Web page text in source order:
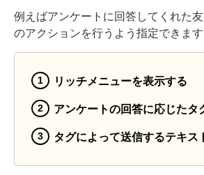
例えばアンケートに回答してくれた
のアクションを行うよう指定できます
リッチメニューを表示する
アンケートの回答に応じたタ
タグによって送信するテキス